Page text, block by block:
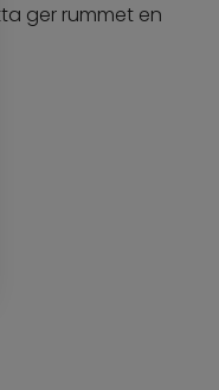
ger rummet en